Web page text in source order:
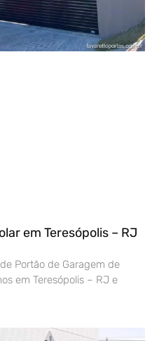
em Teresópolis – RJ
Portão de Garagem de
em Teresópolis – RJ e